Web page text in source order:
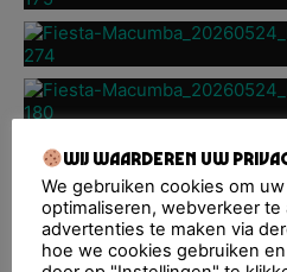
Wij waarderen uw
We gebruiken cookies om
optimaliseren, webverkeer
advertenties te maken via
hoe we cookies gebruiken